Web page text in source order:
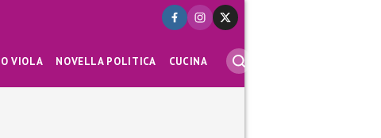
VIOLA NOVELLA POLITICA CUCINA